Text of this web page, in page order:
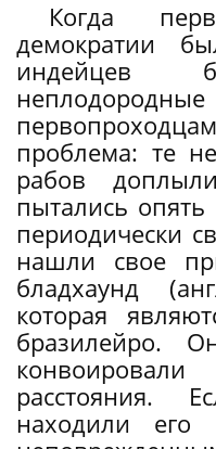
Когда
демократии
индейцев
проблема: те
рабов
пытались
периодически
нашли свое
бладхаунд
которая
бразилейро.
расстояния.
находили его